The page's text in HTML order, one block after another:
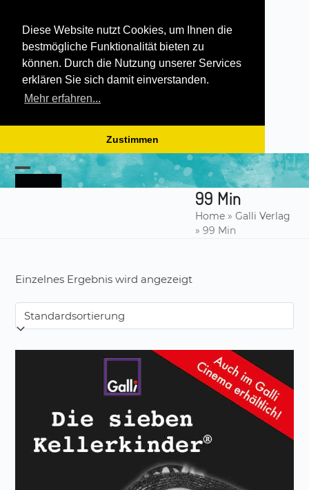
Diese Website nutzt Cookies, um Ihnen die
bestmögliche Funktionalität bieten zu
können. Durch die Nutzung unserer Services
erklären Sie sich damit einverstanden.
Mehr erfahren...
Zustimmen
Skip
to
content
Open
Close
99 Min
Home» Galli Verlag
» 99 Min
Einzelnes Ergebnis wird angezeigt